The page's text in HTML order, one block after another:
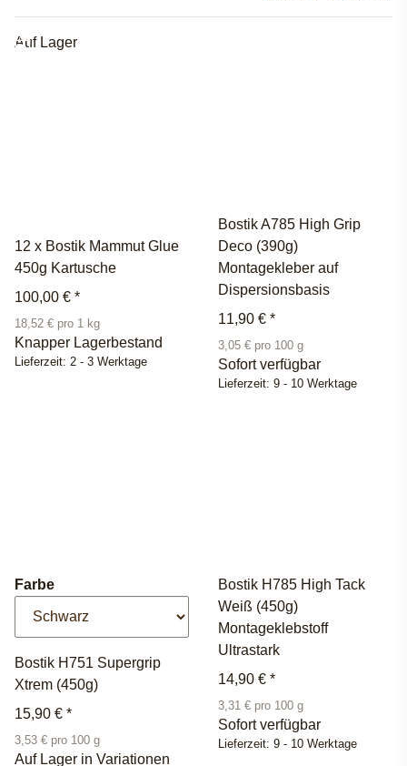
Auf Lager
12 x Bostik Mammut Glue
450g Kartusche
100,00 € *
18,52 € pro 1 kg
Knapper Lagerbestand
Lieferzeit: 2 - 3 Werktage
Bostik A785 High Grip
Deco (390g)
Montagekleber auf
Dispersionsbasis
11,90 € *
3,05 € pro 100 g
Sofort verfügbar
Lieferzeit: 9 - 10 Werktage
Farbe
Bostik H751 Supergrip
Xtrem (450g)
15,90 € *
3,53 € pro 100 g
Auf Lager in Variationen
Bostik H785 High Tack
Weiß (450g)
Montageklebstoff
Ultrastark
14,90 € *
3,31 € pro 100 g
Sofort verfügbar
Lieferzeit: 9 - 10 Werktage